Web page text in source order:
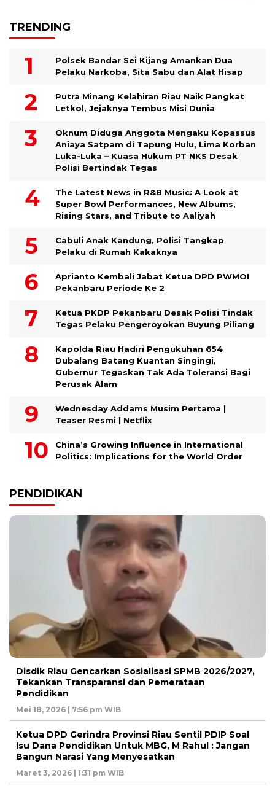
TRENDING
Polsek Bandar Sei Kijang Amankan Dua
Pelaku Narkoba, Sita Sabu dan Alat Hisap
Putra Minang Kelahiran Riau Naik Pangkat
Letkol, Jejaknya Tembus Misi Dunia
Oknum Diduga Anggota Mengaku Kopassus
Aniaya Satpam di Tapung Hulu, Lima Korban
Luka-Luka – Kuasa Hukum PT NKS Desak
Polisi Bertindak Tegas
The Latest News in R&B Music: A Look at
Super Bowl Performances, New Albums,
Rising Stars, and Tribute to Aaliyah
Cabuli Anak Kandung, Polisi Tangkap
Pelaku di Rumah Kakaknya
Aprianto Kembali Jabat Ketua DPD PWMOI
Pekanbaru Periode Ke 2
Ketua PKDP Pekanbaru Desak Polisi Tindak
Tegas Pelaku Pengeroyokan Buyung Piliang
Kapolda Riau Hadiri Pengukuhan 654
Dubalang Batang Kuantan Singingi,
Gubernur Tegaskan Tak Ada Toleransi Bagi
Perusak Alam
Wednesday Addams Musim Pertama |
Teaser Resmi | Netflix
China’s Growing Influence in International
Politics: Implications for the World Order
PENDIDIKAN
Disdik Riau Gencarkan Sosialisasi SPMB 2026/2027,
Tekankan Transparansi dan Pemerataan
Pendidikan
Mei 18, 2026 | 7:56 pm WIB
Ketua DPD Gerindra Provinsi Riau Sentil PDIP Soal
Isu Dana Pendidikan Untuk MBG, M Rahul : Jangan
Bangun Narasi Yang Menyesatkan
Maret 3, 2026 | 1:31 pm WIB